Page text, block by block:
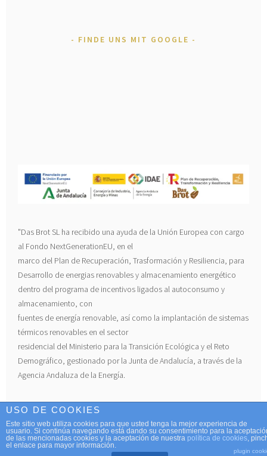
FINDE UNS MIT GOOGLE
"Das Brot SL ha recibido una ayuda de la Unión Europea con cargo
al Fondo NextGenerationEU, en el
marco del Plan de Recuperación, Trasformación y Resiliencia, para
Desarrollo de energias renovables y almacenamiento energético
dentro del programa de incentivos ligados al autoconsumo y
almacenamiento, con
fuentes de energía renovable, así como la implantación de sistemas
térmicos renovables en el sector
residencial del Ministerio para la Transición Ecológica y el Reto
Demográfico, gestionado por la Junta de Andalucía, a través de la
Agencia Andaluza de la Energía.
DIESES BLOG LÄUFT MIT WORDPRESS |THEME: SELA
VONWORDPRESS.COM
USO DE COOKIES
Este sitio web utiliza cookies para que usted tenga la mejor experiencia de
usuario. Si continúa navegando está dando su consentimiento para la
de las mencionadas cookies y la aceptación de nuestra política de cookies,
el enlace para mayor información.
plugin